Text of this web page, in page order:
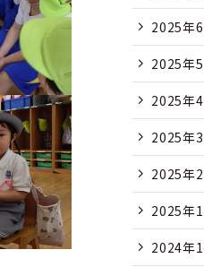
2025年
2025年
2025年
2025年
2025年
2025年
2024年